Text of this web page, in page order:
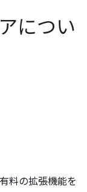
につい
料の拡張機能を